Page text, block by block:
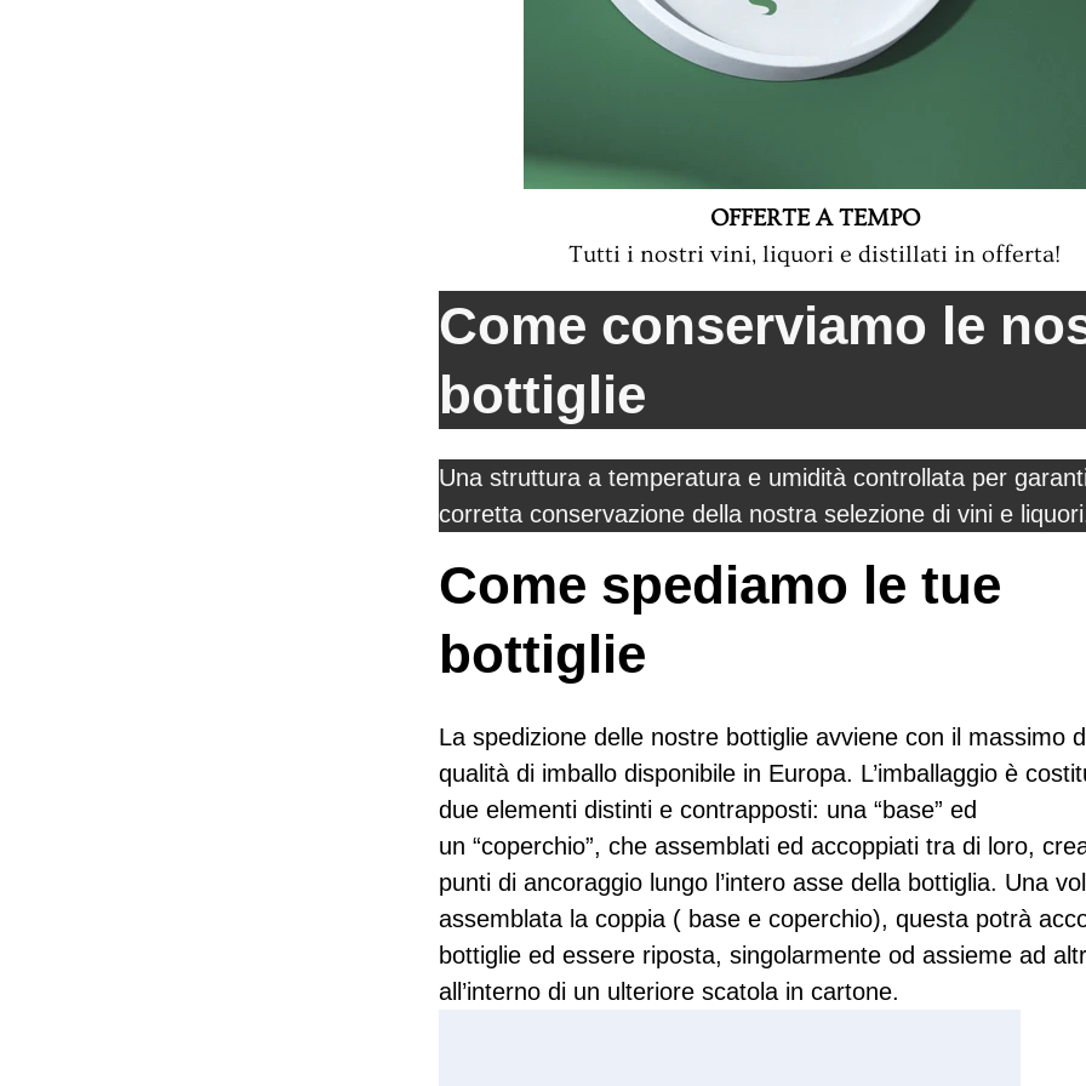
OFFERTE A TEMPO
Tutti i nostri vini, liquori e distillati in offerta!
Come conserviamo le
bottiglie
Una struttura a temperatura e umidità controllata per
corretta conservazione della nostra selezione di vini e
Come spediamo le tue
bottiglie
La spedizione delle nostre bottiglie avviene con il massimo
qualità di imballo disponibile in Europa. L’imballaggio è
due elementi distinti e contrapposti: una “base” ed
un “coperchio”, che assemblati ed accoppiati tra di loro,
punti di ancoraggio lungo l’intero asse della bottiglia. Una
assemblata la coppia ( base e coperchio), questa potrà
bottiglie ed essere riposta, singolarmente od assieme ad
all’interno di un ulteriore scatola in cartone.